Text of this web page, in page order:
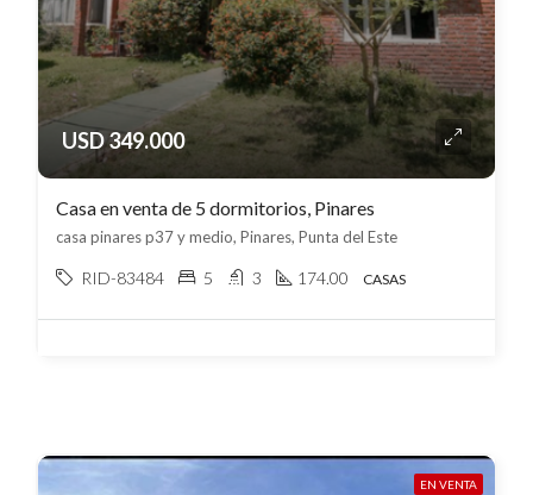
USD 349.000
Casa en venta de 5 dormitorios, Pinares
casa pinares p37 y medio, Pinares, Punta del Este
RID-83484 5 3 174.00 CASAS
EN VENTA